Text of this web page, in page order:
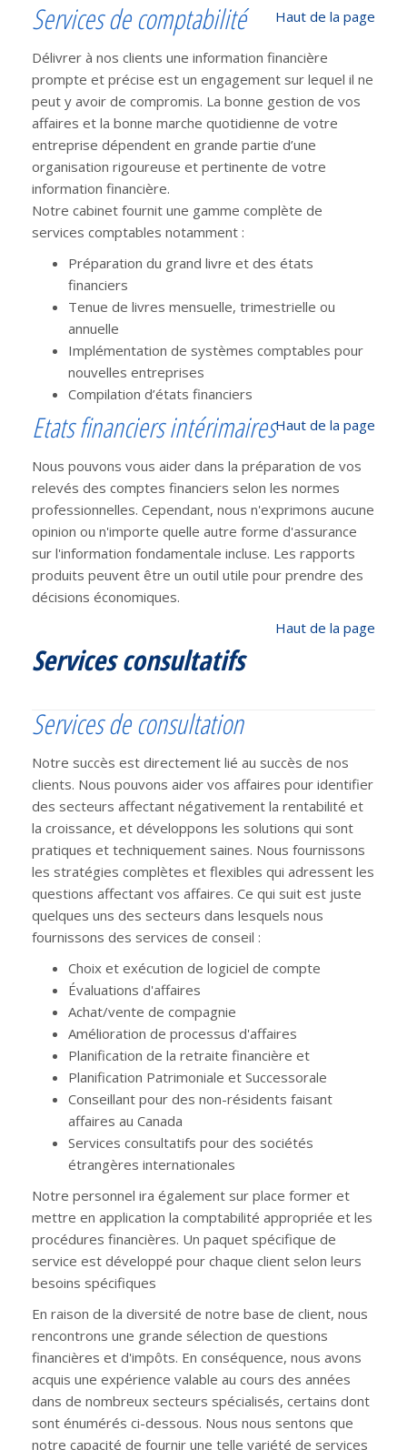
Haut de la page
Services de comptabilité
Délivrer à nos clients une information financière
prompte et précise est un engagement sur lequel il ne
peut y avoir de compromis. La bonne gestion de vos
affaires et la bonne marche quotidienne de votre
entreprise dépendent en grande partie d’une
organisation rigoureuse et pertinente de votre
information financière.
Notre cabinet fournit une gamme complète de
services comptables notamment :
Préparation du grand livre et des états
financiers
Tenue de livres mensuelle, trimestrielle ou
annuelle
Implémentation de systèmes comptables pour
nouvelles entreprises
Compilation d’états financiers
Haut de la page
Etats financiers intérimaires
Nous pouvons vous aider dans la préparation de vos
relevés des comptes financiers selon les normes
professionnelles. Cependant, nous n'exprimons aucune
opinion ou n'importe quelle autre forme d'assurance
sur l'information fondamentale incluse. Les rapports
produits peuvent être un outil utile pour prendre des
décisions économiques.
Haut de la page
Services consultatifs
Services de consultation
Notre succès est directement lié au succès de nos
clients. Nous pouvons aider vos affaires pour identifier
des secteurs affectant négativement la rentabilité et
la croissance, et développons les solutions qui sont
pratiques et techniquement saines. Nous fournissons
les stratégies complètes et flexibles qui adressent les
questions affectant vos affaires. Ce qui suit est juste
quelques uns des secteurs dans lesquels nous
fournissons des services de conseil :
Choix et exécution de logiciel de compte
Évaluations d'affaires
Achat/vente de compagnie
Amélioration de processus d'affaires
Planification de la retraite financière et
Planification Patrimoniale et Successorale
Conseillant pour des non-résidents faisant
affaires au Canada
Services consultatifs pour des sociétés
étrangères internationales
Notre personnel ira également sur place former et
mettre en application la comptabilité appropriée et les
procédures financières. Un paquet spécifique de
service est développé pour chaque client selon leurs
besoins spécifiques
En raison de la diversité de notre base de client, nous
rencontrons une grande sélection de questions
financières et d'impôts. En conséquence, nous avons
acquis une expérience valable au cours des années
dans de nombreux secteurs spécialisés, certains dont
sont énumérés ci-dessous. Nous nous sentons que
notre capacité de fournir une telle variété de services